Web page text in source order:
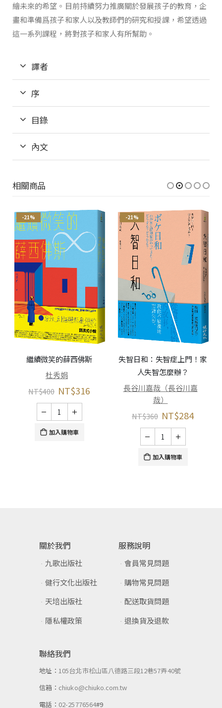
繪未來的希望。目前持續努力推廣關於發展孩子的教育，企
畫和準備爲孩子和家人以及教師們的研究和授課，希望透過
這一系列課程，將對孩子和家人有所幫助。
譯者
序
目錄
內文
相關商品
-21%
繼續微笑的薛西佛斯
杜秀娟
NT$400 NT$316
加入購物車
-21%
失智日和：失智症上門！家
人失智怎麼辦？
長谷川嘉哉（長谷川嘉
哉）
NT$360 NT$284
加入購物車
關於我們
九歌出版社
健行文化出版社
天培出版社
隱私權政策
服務說明
會員常見問題
購物常見問題
配送取貨問題
退換貨及退款
聯絡我們
地址：105台北市松山區八德路三段12巷57弄40號
信箱： chiuko@chiuko.com.tw
電話： 02-25776564#9